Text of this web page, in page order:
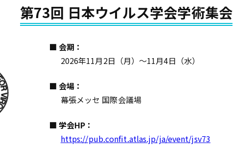
第73回 日本ウイルス学会学術集会
■ 会期：
2026年11月2日（月）～11月4日（水）
■ 会場：
幕張メッセ 国際会議場
■ 学会HP：
https://pub.confit.atlas.jp/ja/event/jsv73